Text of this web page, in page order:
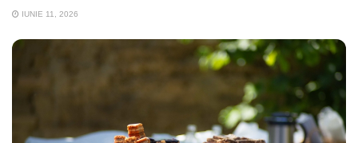
IUNIE 11, 2026